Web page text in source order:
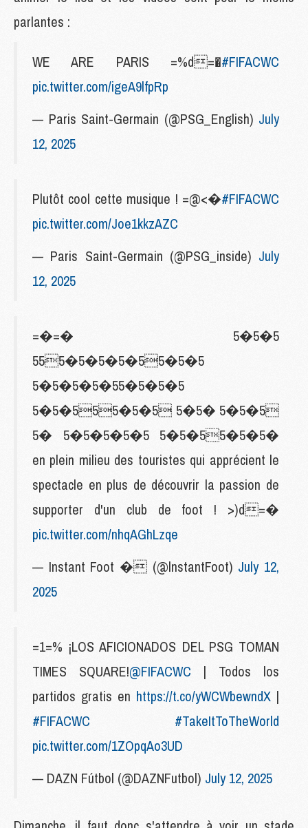
parlantes :
WE ARE PARIS =%d=�#FIFACWC
pic.twitter.com/igeA9lfpRp
— Paris Saint-Germain (@PSG_English) July
12, 2025
Plutôt cool cette musique ! =@<�#FIFACWC
pic.twitter.com/Joe1kkzAZC
— Paris Saint-Germain (@PSG_inside) July
12, 2025
=�=� 5�5�5
555�5�5�5�55�5�5
5�5�5�5�55�5�5�5
5�5�555�5�5 5�5� 5�5�5
5� 5�5�5�5�5 5�5�55�5�5�
en plein milieu des touristes qui apprécient le
spectacle en plus de découvrir la passion de
supporter d'un club de foot ! >)d=�
pic.twitter.com/nhqAGhLzqe
— Instant Foot � (@lnstantFoot) July 12,
2025
=1=% ¡LOS AFICIONADOS DEL PSG TOMAN
TIMES SQUARE!@FIFACWC | Todos los
partidos gratis en https://t.co/yWCWbewndX |
#FIFACWC
#TakeItToTheWorld
pic.twitter.com/1ZOpqAo3UD
— DAZN Fútbol (@DAZNFutbol) July 12, 2025